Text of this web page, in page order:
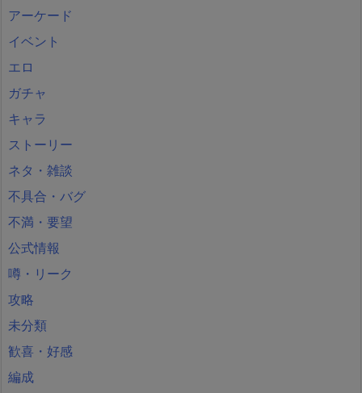
アーケード
イベント
エロ
ガチャ
キャラ
ストーリー
ネタ・雑談
不具合・バグ
不満・要望
公式情報
噂・リーク
攻略
未分類
歓喜・好感
編成